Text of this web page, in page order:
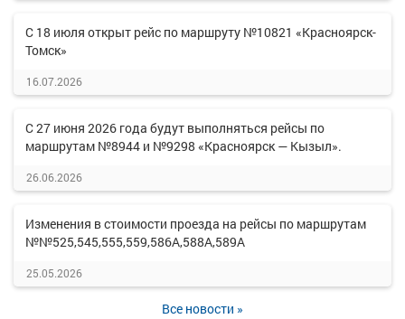
С 18 июля открыт рейс по маршруту №10821 «Красноярск-
Томск»
16.07.2026
С 27 июня 2026 года будут выполняться рейсы по
маршрутам №8944 и №9298 «Красноярск — Кызыл».
26.06.2026
Изменения в стоимости проезда на рейсы по маршрутам
№№525,545,555,559,586А,588А,589А
25.05.2026
Все новости »